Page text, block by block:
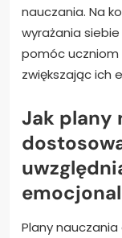
nauczania. Na
wyrażania
pomóc uczniom
zwiększając ich
Jak plany
Plany